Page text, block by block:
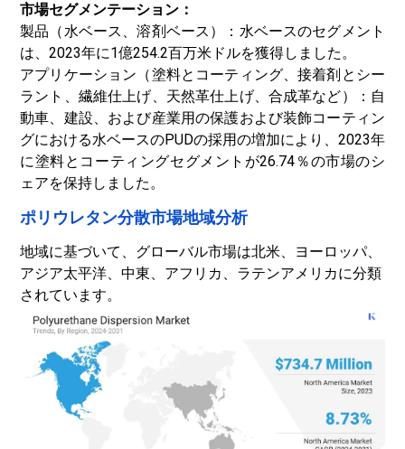
市場セグメンテーション：
製品（水ベース、溶剤ベース）：水ベースのセグメント
は、2023年に1億254.2百万米ドルを獲得しました。
アプリケーション（塗料とコーティング、接着剤とシー
ラント、繊維仕上げ、天然革仕上げ、合成革など）：自
動車、建設、および産業用の保護および装飾コーティン
グにおける水ベースのPUDの採用の増加により、2023年
に塗料とコーティングセグメントが26.74％の市場のシ
ェアを保持しました。
ポリウレタン分散市場地域分析
地域に基づいて、グローバル市場は北米、ヨーロッパ、
アジア太平洋、中東、アフリカ、ラテンアメリカに分類
されています。